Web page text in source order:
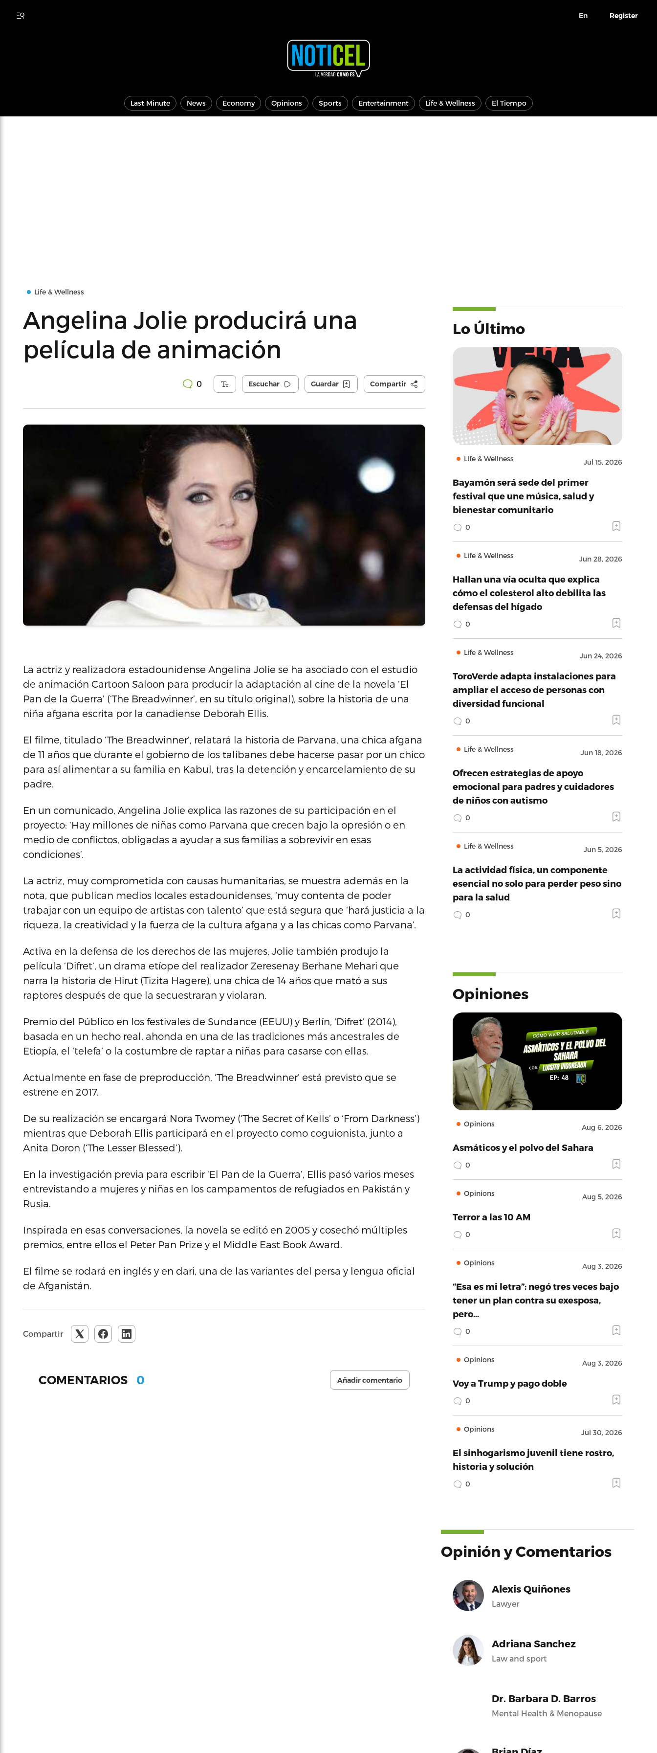
En Register
Last Minute News Economy Opinions Sports Entertainment Life & Wellness El Tiempo
Life & Wellness
Angelina Jolie producirá una
película de animación
0 Escuchar Guardar Compartir
La actriz y realizadora estadounidense Angelina Jolie se ha asociado con el estudio
de animación Cartoon Saloon para producir la adaptación al cine de la novela ‘El
Pan de la Guerra’ (‘The Breadwinner’, en su título original), sobre la historia de una
niña afgana escrita por la canadiense Deborah Ellis.
El filme, titulado ‘The Breadwinner’, relatará la historia de Parvana, una chica afgana
de 11 años que durante el gobierno de los talibanes debe hacerse pasar por un chico
para así alimentar a su familia en Kabul, tras la detención y encarcelamiento de su
padre.
En un comunicado, Angelina Jolie explica las razones de su participación en el
proyecto: ‘Hay millones de niñas como Parvana que crecen bajo la opresión o en
medio de conflictos, obligadas a ayudar a sus familias a sobrevivir en esas
condiciones’.
La actriz, muy comprometida con causas humanitarias, se muestra además en la
nota, que publican medios locales estadounidenses, ‘muy contenta de poder
trabajar con un equipo de artistas con talento’ que está segura que ‘hará justicia a la
riqueza, la creatividad y la fuerza de la cultura afgana y a las chicas como Parvana’.
Activa en la defensa de los derechos de las mujeres, Jolie también produjo la
película ‘Difret’, un drama etíope del realizador Zeresenay Berhane Mehari que
narra la historia de Hirut (Tizita Hagere), una chica de 14 años que mató a sus
raptores después de que la secuestraran y violaran.
Premio del Público en los festivales de Sundance (EEUU) y Berlín, ‘Difret’ (2014),
basada en un hecho real, ahonda en una de las tradiciones más ancestrales de
Etiopía, el ‘telefa’ o la costumbre de raptar a niñas para casarse con ellas.
Actualmente en fase de preproducción, ‘The Breadwinner’ está previsto que se
estrene en 2017.
De su realización se encargará Nora Twomey (‘The Secret of Kells’ o ‘From Darkness’)
mientras que Deborah Ellis participará en el proyecto como coguionista, junto a
Anita Doron (‘The Lesser Blessed’).
En la investigación previa para escribir ‘El Pan de la Guerra’, Ellis pasó varios meses
entrevistando a mujeres y niñas en los campamentos de refugiados en Pakistán y
Rusia.
Inspirada en esas conversaciones, la novela se editó en 2005 y cosechó múltiples
premios, entre ellos el Peter Pan Prize y el Middle East Book Award.
El filme se rodará en inglés y en dari, una de las variantes del persa y lengua oficial
de Afganistán.
Compartir
COMENTARIOS 0 Añadir comentario
Lo Último
Life & Wellness Jul 15, 2026
Bayamón será sede del primer
festival que une música, salud y
bienestar comunitario
0
Life & Wellness Jun 28, 2026
Hallan una vía oculta que explica
cómo el colesterol alto debilita las
defensas del hígado
0
Life & Wellness Jun 24, 2026
ToroVerde adapta instalaciones para
ampliar el acceso de personas con
diversidad funcional
0
Life & Wellness Jun 18, 2026
Ofrecen estrategias de apoyo
emocional para padres y cuidadores
de niños con autismo
0
Life & Wellness Jun 5, 2026
La actividad física, un componente
esencial no solo para perder peso sino
para la salud
0
Opiniones
Opinions Aug 6, 2026
Asmáticos y el polvo del Sahara
0
Opinions Aug 5, 2026
Terror a las 10 AM
0
Opinions Aug 3, 2026
“Esa es mi letra”: negó tres veces bajo
tener un plan contra su exesposa,
pero…
0
Opinions Aug 3, 2026
Voy a Trump y pago doble
0
Opinions Jul 30, 2026
El sinhogarismo juvenil tiene rostro,
historia y solución
0
Opinión y Comentarios
Alexis Quiñones
Lawyer
Adriana Sanchez
Law and sport
Dr. Barbara D. Barros
Mental Health & Menopause